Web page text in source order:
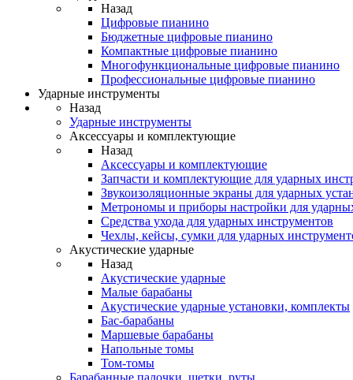
Назад
Цифровые пианино
Бюджетные цифровые пианино
Компактные цифровые пианино
Многофункциональные цифровые пианино
Профессиональные цифровые пианино
Ударные инструменты
Назад
Ударные инструменты
Аксессуары и комплектующие
Назад
Аксессуары и комплектующие
Запчасти и комплектующие для ударных
Звукоизоляционные экраны для ударных
Метрономы и приборы настройки для
Средства ухода для ударных инструментов
Чехлы, кейсы, сумки для ударных
Акустические ударные
Назад
Акустические ударные
Mалые барабаны
Акустические ударные установки, комплекты
Бас-барабаны
Маршевые барабаны
Напольные томы
Том-томы
Барабанные палочки, щетки, руты